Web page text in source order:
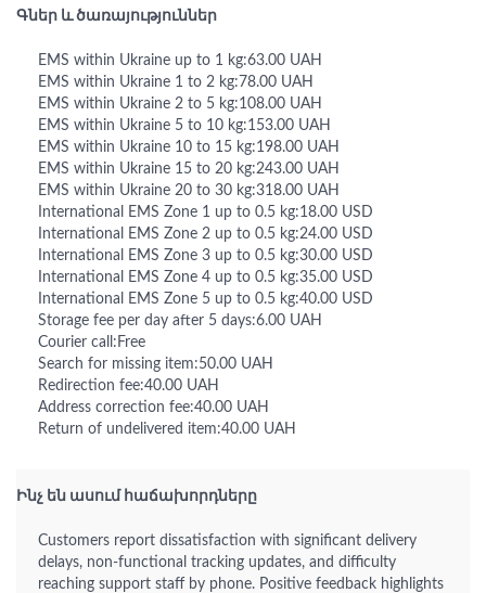
Գներ և ծառայություններ
EMS within Ukraine up to 1 kg:63.00 UAH
EMS within Ukraine 1 to 2 kg:78.00 UAH
EMS within Ukraine 2 to 5 kg:108.00 UAH
EMS within Ukraine 5 to 10 kg:153.00 UAH
EMS within Ukraine 10 to 15 kg:198.00 UAH
EMS within Ukraine 15 to 20 kg:243.00 UAH
EMS within Ukraine 20 to 30 kg:318.00 UAH
International EMS Zone 1 up to 0.5 kg:18.00 USD
International EMS Zone 2 up to 0.5 kg:24.00 USD
International EMS Zone 3 up to 0.5 kg:30.00 USD
International EMS Zone 4 up to 0.5 kg:35.00 USD
International EMS Zone 5 up to 0.5 kg:40.00 USD
Storage fee per day after 5 days:6.00 UAH
Courier call:Free
Search for missing item:50.00 UAH
Redirection fee:40.00 UAH
Address correction fee:40.00 UAH
Return of undelivered item:40.00 UAH
Ինչ են ասում հաճախորդները
Customers report dissatisfaction with significant delivery
delays, non-functional tracking updates, and difficulty
reaching support staff by phone. Positive feedback highlights